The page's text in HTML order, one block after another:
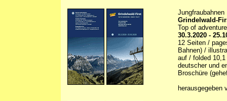
Jungfraubahnen
Grindelwald-
Top of adventure
30.3.2020 -
12 Seiten /
Bahnen) /
auf / folded
deutscher und
Broschüre